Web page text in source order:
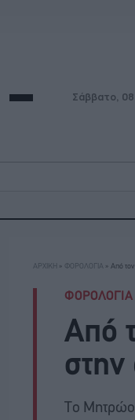
Σάββατο,
ΑΡΧΙΚΗ » ΦΟΡΟΛΟΓΙΑ » Από τον
ΦΟΡΟΛΟΓΙΑ
Από
στην
Το Μητρώο